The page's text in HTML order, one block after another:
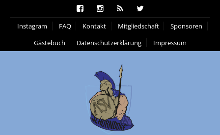
Instagram FAQ Kontakt Mitgliedschaft
Sponsoren
Gästebuch
Datenschutzerklärung Impressum